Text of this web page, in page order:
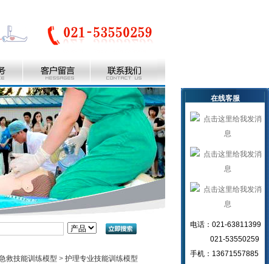
救技能训练模型 > 护理专业技能训练模型
在线客服
电话：021-63811399
021-53550259
手机：13671557885